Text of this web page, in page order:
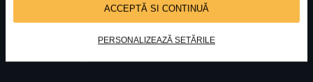
ACCEPTĂ SI CONTINUĂ
PERSONALIZEAZĂ SETĂRILE
FUNDATIA FILDAS ARTNr inreg registrul special: 4 PJ/ 29.01.2013